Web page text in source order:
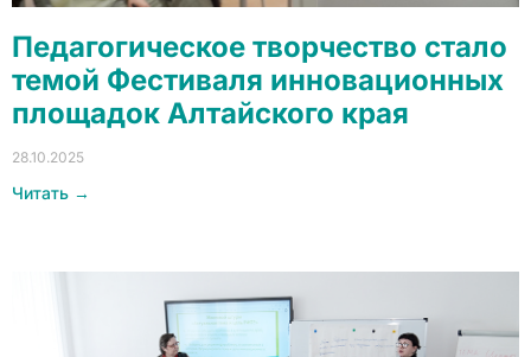
Педагогическое творчество стало
темой Фестиваля инновационных
площадок Алтайского края
28.10.2025
Читать →